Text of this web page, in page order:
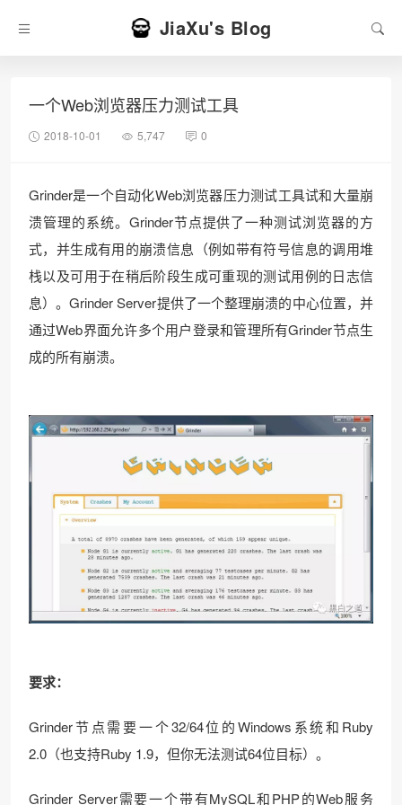
JiaXu's Blog
一个Web浏览器压力测试工具
2018-10-01 5,747 0
Grinder是一个自动化Web浏览器压力测试工具试和大量崩
溃管理的系统。Grinder节点提供了一种测试浏览器的方
式，并生成有用的崩溃信息（例如带有符号信息的调用堆
栈以及可用于在稍后阶段生成可重现的测试用例的日志信
息）。Grinder Server提供了一个整理崩溃的中心位置，并
通过Web界面允许多个用户登录和管理所有Grinder节点生
成的所有崩溃。
要求：
Grinder节点需要一个32/64位的Windows系统和Ruby
2.0（也支持Ruby 1.9，但你无法测试64位目标）。
Grinder Server需要一个带有MySQL和PHP的Web服务